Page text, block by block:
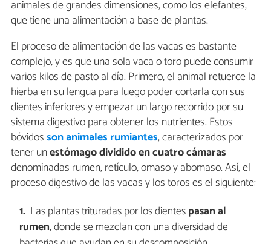
animales de grandes dimensiones, como los elefantes,
que tiene una alimentación a base de plantas.
El proceso de alimentación de las vacas es bastante
complejo, y es que una sola vaca o toro puede consumir
varios kilos de pasto al día. Primero, el animal retuerce la
hierba en su lengua para luego poder cortarla con sus
dientes inferiores y empezar un largo recorrido por su
sistema digestivo para obtener los nutrientes. Estos
bóvidosson animales rumiantes, caracterizados por
tener unestómago dividido en cuatro cámaras
denominadas rumen, retículo, omaso y abomaso. Así, el
proceso digestivo de las vacas y los toros es el siguiente:
Las plantas trituradas por los dientespasan al
rumen, donde se mezclan con una diversidad de